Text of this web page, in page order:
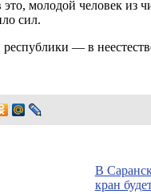
молодой человек из
сил.
— в
В
кран